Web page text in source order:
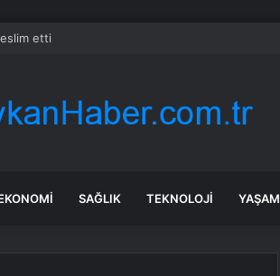
etti
SAĞLIK TEKNOLOJI YAŞAM